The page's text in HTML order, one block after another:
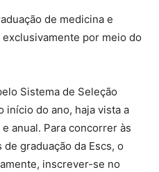
de medicina e
por meio do
Sistema de Seleção
início do ano, haja vista a
anual. Para concorrer às
graduação da Escs, o
inscrever-se no